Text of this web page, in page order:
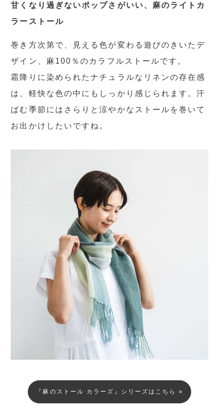
甘くなり過ぎないポップさがいい、麻のライトカ
ラーストール
巻き方次第で、見える色が変わる遊びのきいたデ
ザイン、麻100％のカラフルストールです。
霜降りに染められたナチュラルなリネンの存在感
は、軽快な色の中にもしっかり感じられます。汗
ばむ季節にはさらりと涼やかなストールを巻いて
お出かけしたいですね。
『麻のストール カラーズ』シリーズはこちら »